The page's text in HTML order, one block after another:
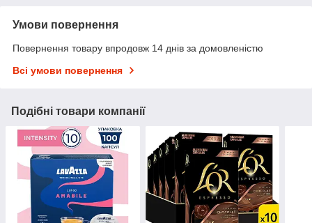
Умови повернення
Повернення товару впродовж 14 днів за домовленістю
Всі умови повернення
Подібні товари компанії